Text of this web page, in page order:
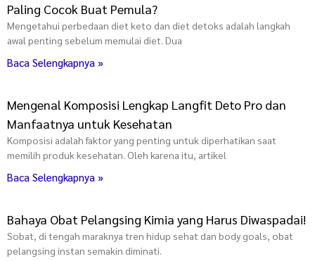
Paling Cocok Buat Pemula?
Mengetahui perbedaan diet keto dan diet detoks adalah langkah
awal penting sebelum memulai diet. Dua
Baca Selengkapnya »
Mengenal Komposisi Lengkap Langfit Deto Pro dan
Manfaatnya untuk Kesehatan
Komposisi adalah faktor yang penting untuk diperhatikan saat
memilih produk kesehatan. Oleh karena itu, artikel
Baca Selengkapnya »
Bahaya Obat Pelangsing Kimia yang Harus Diwaspadai!
Sobat, di tengah maraknya tren hidup sehat dan body goals, obat
pelangsing instan semakin diminati.